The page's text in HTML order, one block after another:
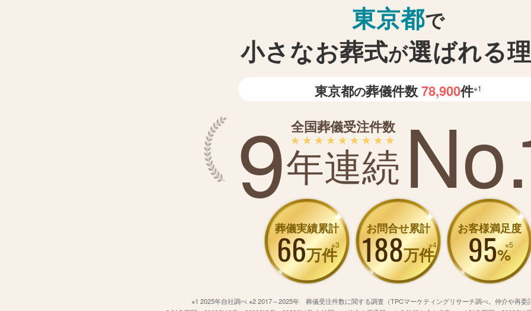
東京都で
小さなお葬式が選ばれる
東京都の葬儀件数78,900件※1
9 全国葬儀受注件数
年連続 No.
葬儀実績累計
66万件
※3
お問合せ累計
188万件
※4
お客様満足度
95%
※5
※1 2025年自社調べ ※2 2017～2025年 葬儀受注件数に関する調査（TPCマーケティングリサーチ調べ。仲介や再委